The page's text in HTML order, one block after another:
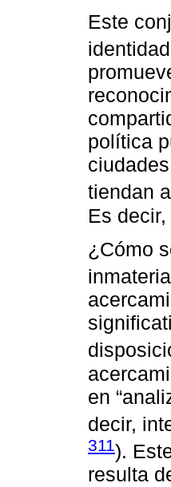
Este
política
tiendan
Es
¿Cómo
en
decir,
311).
resulta